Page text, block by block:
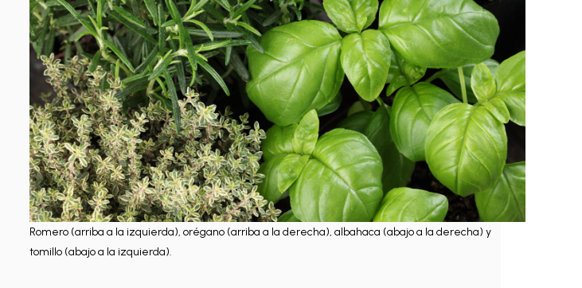
Romero (arriba a la izquierda), orégano (arriba a la derecha), albahaca (abajo a la derecha) y
tomillo (abajo a la izquierda).